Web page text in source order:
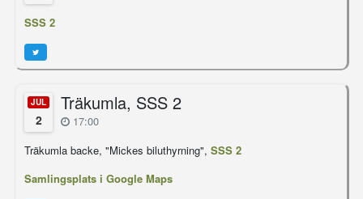
SSS 2
JUL
2
Träkumla, SSS 2
17:00
Träkumla backe, "Mickes biluthyrning", SSS 2
Samlingsplats i Google Maps